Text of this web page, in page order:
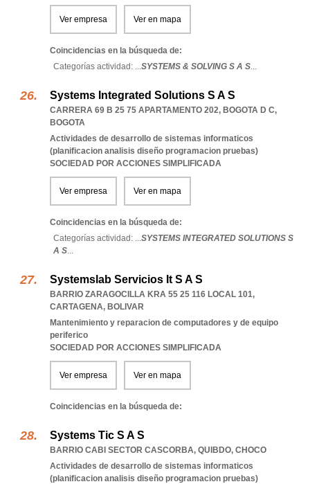
Ver empresa Ver en mapa
Coincidencias en la búsqueda de:
Categorías actividad: ...SYSTEMS & SOLVING S A S...
Systems Integrated Solutions S A S
CARRERA 69 B 25 75 APARTAMENTO 202, BOGOTA D C,
BOGOTA
Actividades de desarrollo de sistemas informaticos
(planificacion analisis diseño programacion pruebas)
SOCIEDAD POR ACCIONES SIMPLIFICADA
Ver empresa Ver en mapa
Coincidencias en la búsqueda de:
Categorías actividad: ...SYSTEMS INTEGRATED SOLUTIONS S
A S...
Systemslab Servicios It S A S
BARRIO ZARAGOCILLA KRA 55 25 116 LOCAL 101,
CARTAGENA, BOLIVAR
Mantenimiento y reparacion de computadores y de equipo
periferico
SOCIEDAD POR ACCIONES SIMPLIFICADA
Ver empresa Ver en mapa
Coincidencias en la búsqueda de:
Systems Tic S A S
BARRIO CABI SECTOR CASCORBA, QUIBDO, CHOCO
Actividades de desarrollo de sistemas informaticos
(planificacion analisis diseño programacion pruebas)